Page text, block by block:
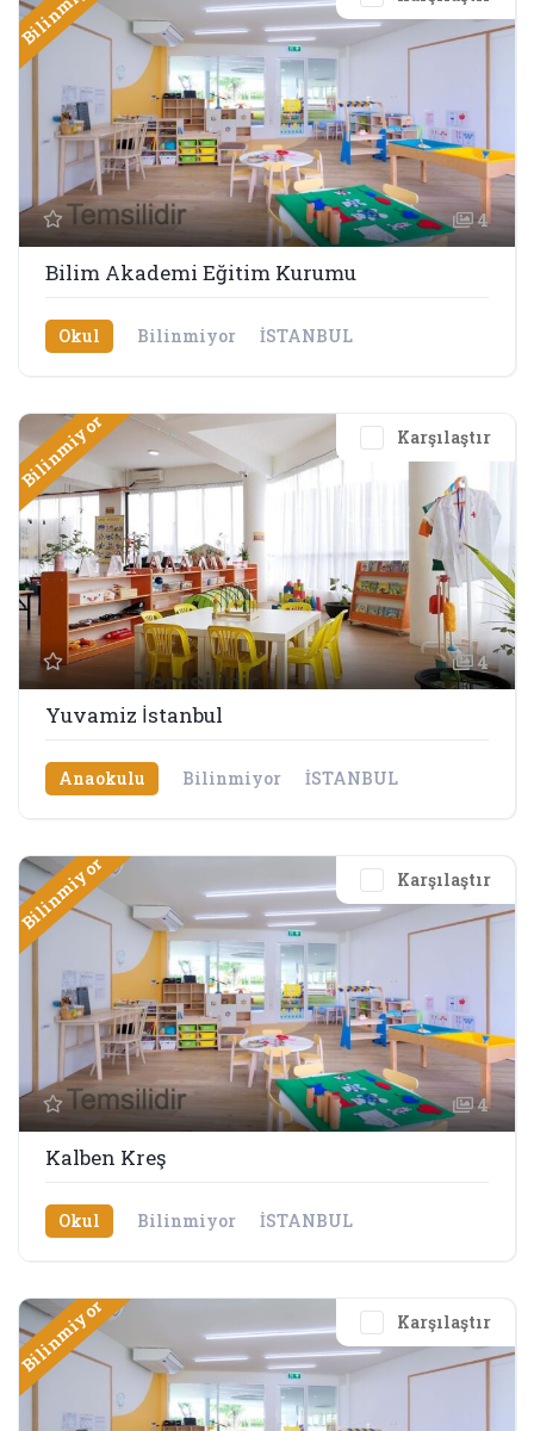
4
Bilim Akademi Eğitim Kurumu
Okul Bilinmiyor İSTANBUL
Karşılaştır
Bilinmiyor
4
Yuvamiz İstanbul
Anaokulu Bilinmiyor İSTANBUL
Karşılaştır
Bilinmiyor
4
Kalben Kreş
Okul Bilinmiyor İSTANBUL
Karşılaştır
Bilinmiyor